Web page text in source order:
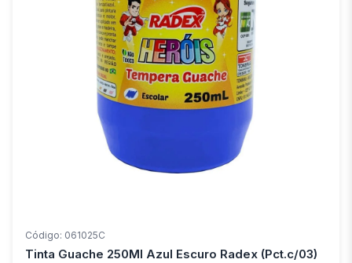
Código: 061025C
Tinta Guache 250Ml Azul Escuro Radex (Pct.c/03)